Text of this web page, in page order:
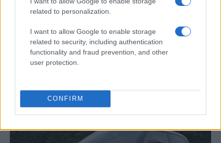
related to personalization.
I want to allow Google to enable storage
related to security, including authentication
functionality and fraud prevention, and other
user protection.
CONFIRM
Guía completa para la inspección técnica
Conoce todo lo necesario sobre la ITV en…